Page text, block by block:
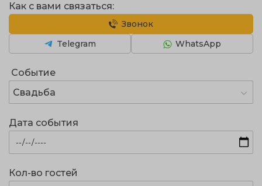
Событие
Свадьба
Дата события
Кол-во гостей
Как с вами связаться:
Звонок
WhatsApp
Telegram